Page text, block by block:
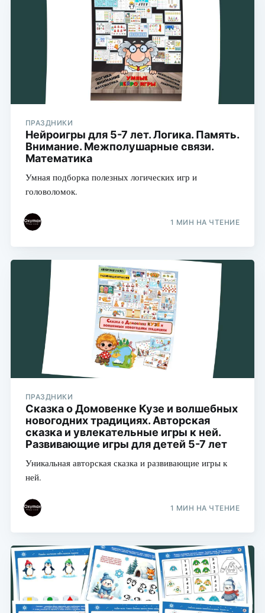
ПРАЗДНИКИ
Нейроигры для 5-7 лет. Логика. Память.
Внимание. Межполушарные связи.
Математика
Умная подборка полезных логических игр и
головоломок.
1 МИН НА ЧТЕНИЕ
ПРАЗДНИКИ
Сказка о Домовенке Кузе и волшебных
новогодних традициях. Авторская
сказка и увлекательные игры к ней.
Развивающие игры для детей 5-7 лет
Уникальная авторская сказка и развивающие игры к
ней.
1 МИН НА ЧТЕНИЕ